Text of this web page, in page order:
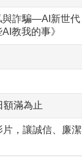
與詐騙—AI新世代
教我的事》
額滿為止
，讓誠信、廉潔